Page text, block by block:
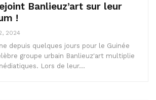
Banlieuz’art sur leur
!
2024
depuis quelques jours pour le Guinée
groupe urbain Banlieuz'art multiplie
Lors de leur…